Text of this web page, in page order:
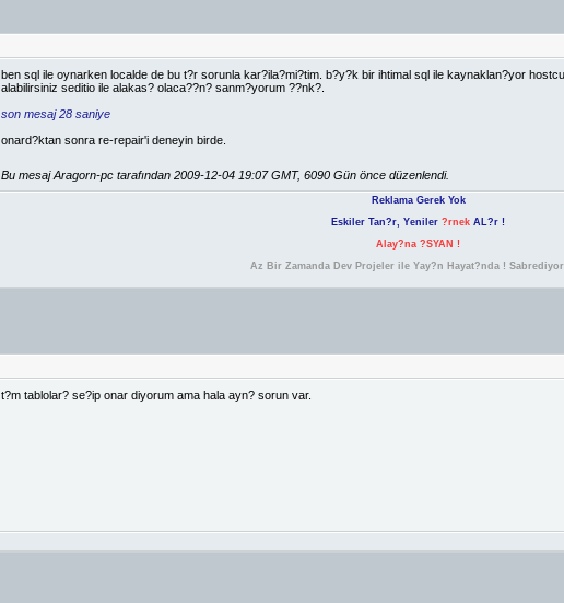
ben sql ile oynarken localde de bu t?r sorunla kar?ila?mi?tim. b?y?k bir ihtimal sql ile kaynaklan?yor
alabilirsiniz seditio ile alakas? olaca??n? sanm?yorum ??nk?.
son mesaj 28 saniye
onard?ktan sonra re-repair'i deneyin birde.
Bu mesaj Aragorn-pc tarafından 2009-12-04 19:07 GMT, 6090 Gün önce düzenlendi.
Reklama Gerek Yok
Eskiler Tan?r, Yeniler ?rnek AL?r !
Alay?na ?SYAN !
Az Bir Zamanda Dev Projeler ile Yay?n Hayat?nda !
t?m tablolar? se?ip onar diyorum ama hala ayn? sorun var.